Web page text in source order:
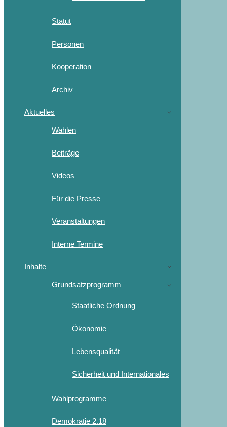
Statut
Personen
Kooperation
Archiv
Aktuelles
Wahlen
Beiträge
Videos
Für die Presse
Veranstaltungen
Interne Termine
Inhalte
Grundsatzprogramm
Staatliche Ordnung
Ökonomie
Lebensqualität
Sicherheit und Internationales
Wahlprogramme
Demokratie 2.18